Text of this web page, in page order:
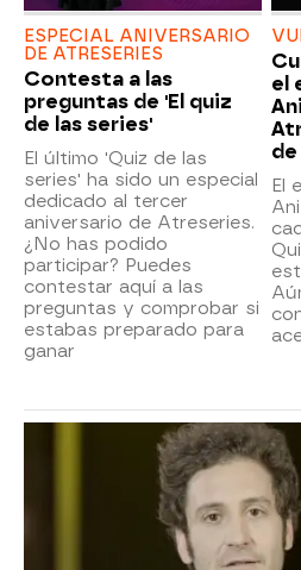
ESPECIAL ANIVERSARIO
DE ATRESERIES
Contesta a las
preguntas de 'El quiz
de las series'
El último 'Quiz de las
series' ha sido un especial
dedicado al tercer
aniversario de Atreseries.
¿No has podido
participar? Puedes
contestar aquí a las
preguntas y comprobar si
estabas preparado para
ganar
el
de
El